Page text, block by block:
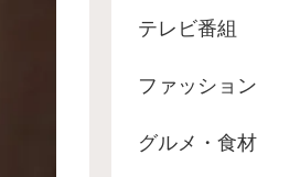
テレビ番組
ファッション
グルメ・食材